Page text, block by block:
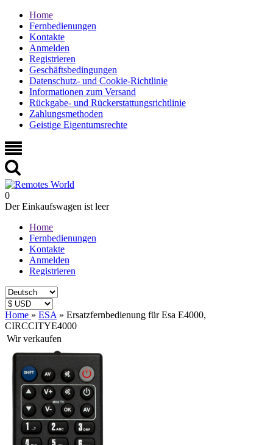
Home
Fernbedienungen
Kontakte
Anmelden
Registrieren
Geschäftsbedingungen
Datenschutz- und Cookie-Richtlinie
Informationen zum Versand
Rückgabe- und Rückerstattungsrichtlinie
Zahlungsmethoden
Geistige Eigentumsrechte
0
Der Einkaufswagen ist leer
Home
Fernbedienungen
Kontakte
Anmelden
Registrieren
Home » ESA » Ersatzfernbedienung für Esa E4000,
CIRCCITYE4000
Wir verkaufen